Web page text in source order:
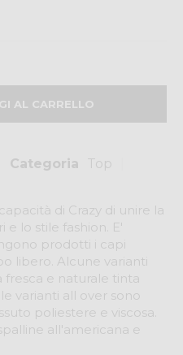
Categoria
Top
di Crazy di unire la
e lo stile fashion. E'
prodotti i capi
libero. Alcune varianti
e naturale tinta
varianti all over sono
poliestere e viscosa.
all'americana e